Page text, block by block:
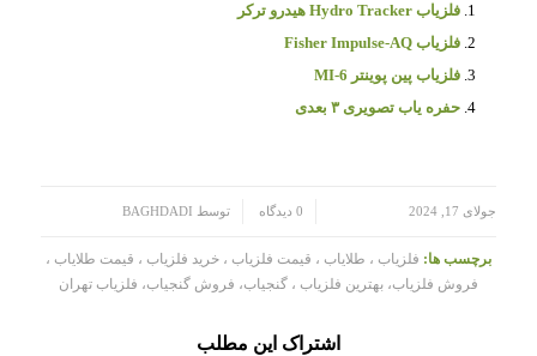
فلزیاب Hydro Tracker هیدرو ترکر
فلزیاب Fisher Impulse-AQ
فلزیاب پین‌ پوینتر MI-6
حفره یاب تصویری ۳ بعدی
جولای 17, 2024 0 دیدگاه توسط BAGHDADI
برچسب ها: فلزیاب ، طلایاب ، قیمت فلزیاب ، خرید فلزیاب ، قیمت طلایاب ،
فروش فلزیاب، بهترین فلزیاب ، گنجیاب، فروش گنجیاب، فلزیاب تهران
اشتراک این مطلب